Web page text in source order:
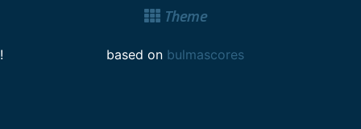
!
Theme
based on bulmascores